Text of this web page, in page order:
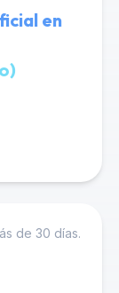
en
de 30 días.